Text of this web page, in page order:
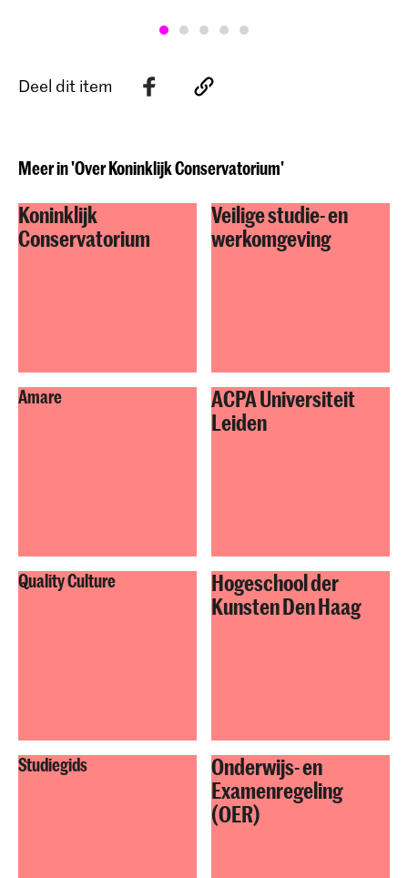
Deel dit item
Meer in 'Over Koninklijk Conservatorium'
Koninklijk
Conservatorium
Veilige studie- en
werkomgeving
Amare
ACPA Universiteit
Leiden
Quality Culture
Hogeschool der
Kunsten Den Haag
Studiegids
Onderwijs- en
Examenregeling
(OER)